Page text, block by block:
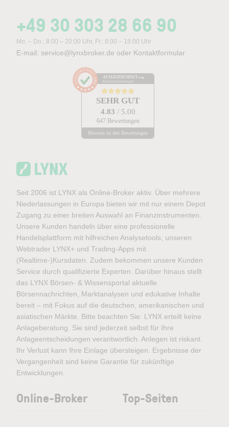
+49 30 303 28 66 90
Mo. – Do.: 8:00 – 20:00 Uhr, Fr.: 8:00 – 18:00 Uhr
E-mail: service@lynxbroker.de oder Kontaktformular
AUSGEZEICHNET .org
Kundenbewertungen
SEHR GUT
4.83 / 5.00
647 Bewertungen
Hinweis zu den Bewertungen
Seit 2006 ist LYNX als Online-Broker aktiv. Über mehrere
Niederlassungen in Europa bieten wir mit nur einem Depot
Zugang zu einer breiten Auswahl an Finanzinstrumenten.
Unsere Kunden handeln über eine professionelle
Handelsplattform mit hilfreichen Analysetools, unseren
Webtrader LYNX+ und Trading-Apps mit
(Realtime-)Kursdaten. Zudem bekommen unsere Kunden
Service durch qualifizierte Experten. Darüber hinaus stellt
das LYNX Börsen- & Wissensportal aktuelle
Börsennachrichten, Marktanalysen und edukative Inhalte
bereit – mit Fokus auf die deutschen, amerikanischen und
asiatischen Märkte. Bitte beachten Sie: LYNX erteilt keine
Anlageberatung. Sie sind jederzeit selbst für Ihre
Anlageentscheidungen verantwortlich. Anlegen ist riskant.
Ihr Verlust kann Ihre Einlage übersteigen. Ergebnisse der
Vergangenheit sind keine Garantie für zukünftige
Entwicklungen.
Online-Broker Top-Seiten